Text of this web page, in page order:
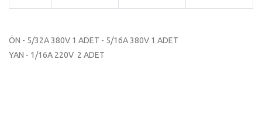
ÖN - 5/32A 380V 1 ADET - 5/16A 380V 1 ADET
YAN - 1/16A 220V 2 ADET